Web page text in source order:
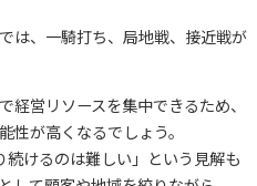
は、一騎打ち、局地戦、接近戦が
営リソースを集中できるため、
性が高くなるでしょう。
けるのは難しい」という見解も